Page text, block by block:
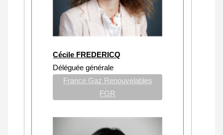
Cécile FREDERICQ
Déléguée générale
France Gaz Renouvelables
FGR